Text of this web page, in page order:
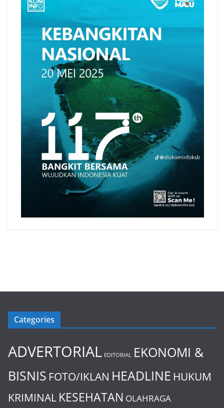
Categories
ADVERTORIAL EDITORIAL EKONOMI &
BISNIS FOTO/IKLAN HEADLINE HUKUM
KRIMINAL KESEHATAN OLAHRAGA